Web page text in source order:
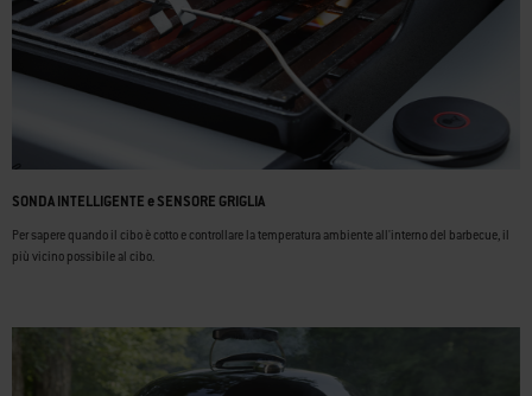
SONDA INTELLIGENTE e SENSORE GRIGLIA
Per sapere quando il cibo è cotto e controllare la temperatura ambiente all'interno del barbecue, il
più vicino possibile al cibo.